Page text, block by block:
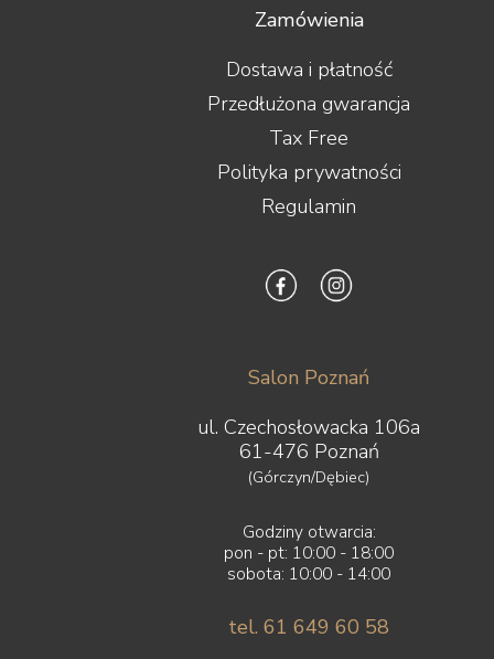
Zamówienia
Dostawa i płatność
Przedłużona gwarancja
Tax Free
Polityka prywatności
Regulamin
Salon Poznań
ul. Czechosłowacka 106a
61-476 Poznań
(Górczyn/Dębiec)
Godziny otwarcia:
pon - pt: 10:00 - 18:00
sobota: 10:00 - 14:00
tel. 61 649 60 58